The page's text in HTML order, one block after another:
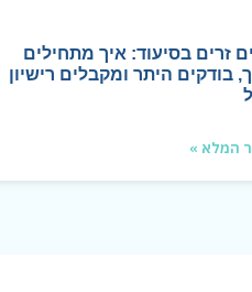
זרים בסיעוד: איך מתחילים
בודקים היתר ומקבלים רישיון
המלא »